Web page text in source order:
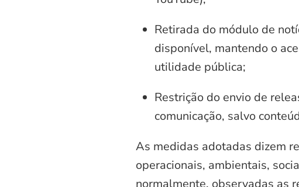
Retirada do módulo de
disponível, mantendo o
utilidade pública;
Restrição do envio de
comunicação, salvo
As medidas adotadas dizem
operacionais, ambientais,
normalmente, observadas as